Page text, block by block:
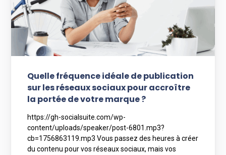
Quelle fréquence idéale de publication
sur les réseaux sociaux pour accroître
la portée de votre marque ?
https://gh-socialsuite.com/wp-
content/uploads/speaker/post-6801.mp3?
cb=1756863119.mp3 Vous passez des heures à créer
du contenu pour vos réseaux sociaux, mais vos